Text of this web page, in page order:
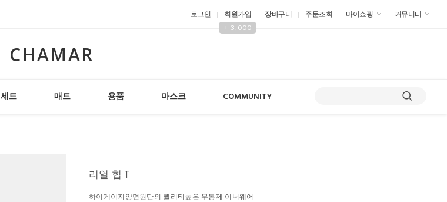
로그인 회원가입
+ 3,000
장바구니 주문조회 마이쇼핑 커뮤니티
CHAMAR
세트 매트 용품 마스크 COMMUNITY
리얼 힙 T
하이게이지양면원단의 퀄리티높은 무봉제 이너웨어